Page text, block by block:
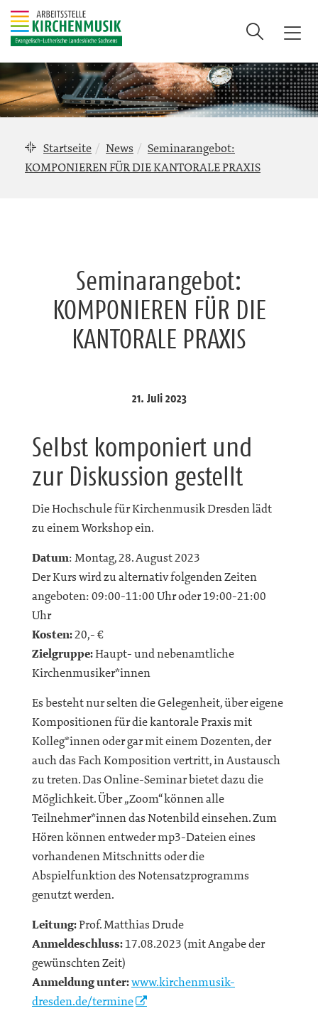
T
g
g
l
Suche
Startseite News
Seminarangebot:
KOMPONIEREN FÜR DIE KANTORALE PRAXIS
Seminarangebot:
KOMPONIEREN FÜR DIE
KANTORALE PRAXIS
21. Juli 2023
Selbst komponiert und
zur Diskussion gestellt
Die Hochschule für Kirchenmusik Dresden lädt
zu einem Workshop ein.
Datum: Montag, 28. August 2023
Der Kurs wird zu alternativ folgenden Zeiten
angeboten: 09:00-11:00 Uhr oder 19:00-21:00
Uhr
Kosten:20,- €
Zielgruppe:Haupt- und nebenamtliche
Kirchenmusiker*innen
Es besteht nur selten die Gelegenheit, über eigene
Kompositionen für die kantorale Praxis mit
Kolleg*innen oder gar mit einem Dozenten, der
auch das Fach Komposition vertritt, in Austausch
zu treten. Das Online-Seminar bietet dazu die
Möglichkeit. Über „Zoom“ können alle
Teilnehmer*innen das Notenbild einsehen. Zum
Hören können entweder mp3-Dateien eines
vorhandenen Mitschnitts oder die
Abspielfunktion des Notensatzprogramms
genutzt werden.
Leitung:Prof. Matthias Drude
Anmeldeschluss:17.08.2023 (mit Angabe der
gewünschten Zeit)
Anmeldung unter:www.kirchenmusik-
dresden.de/termine